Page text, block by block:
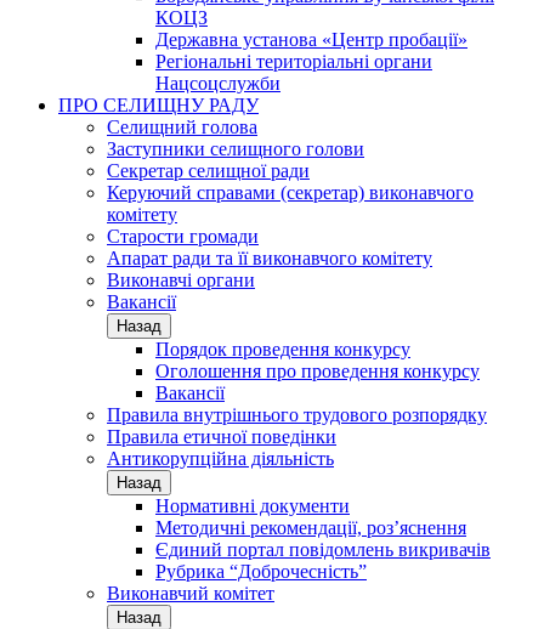
КОЦЗ
Державна установа «Центр пробації»
Регіональні територіальні органи
Нацсоцслужби
ПРО СЕЛИЩНУ РАДУ
Селищний голова
Заступники селищного голови
Секретар селищної ради
Керуючий справами (секретар) виконавчого
комітету
Старости громади
Апарат ради та її виконавчого комітету
Виконавчі органи
Вакансії
Назад
Порядок проведення конкурсу
Оголошення про проведення конкурсу
Вакансії
Правила внутрішнього трудового розпорядку
Правила етичної поведінки
Антикорупційна діяльність
Назад
Нормативні документи
Методичні рекомендації, роз’яснення
Єдиний портал повідомлень викривачів
Рубрика “Доброчесність”
Виконавчий комітет
Назад